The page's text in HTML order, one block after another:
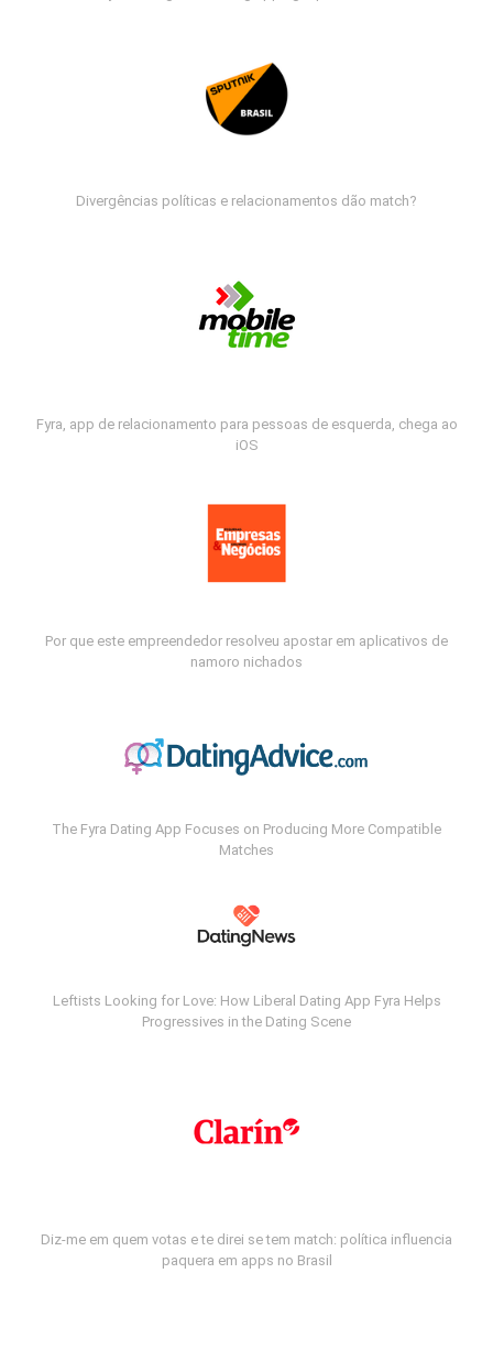
Divergências políticas e relacionamentos dão match?
Fyra, app de relacionamento para pessoas de esquerda, chega ao
iOS
Por que este empreendedor resolveu apostar em aplicativos de
namoro nichados
The Fyra Dating App Focuses on Producing More Compatible
Matches
Leftists Looking for Love: How Liberal Dating App Fyra Helps
Progressives in the Dating Scene
Diz-me em quem votas e te direi se tem match: política influencia
paquera em apps no Brasil